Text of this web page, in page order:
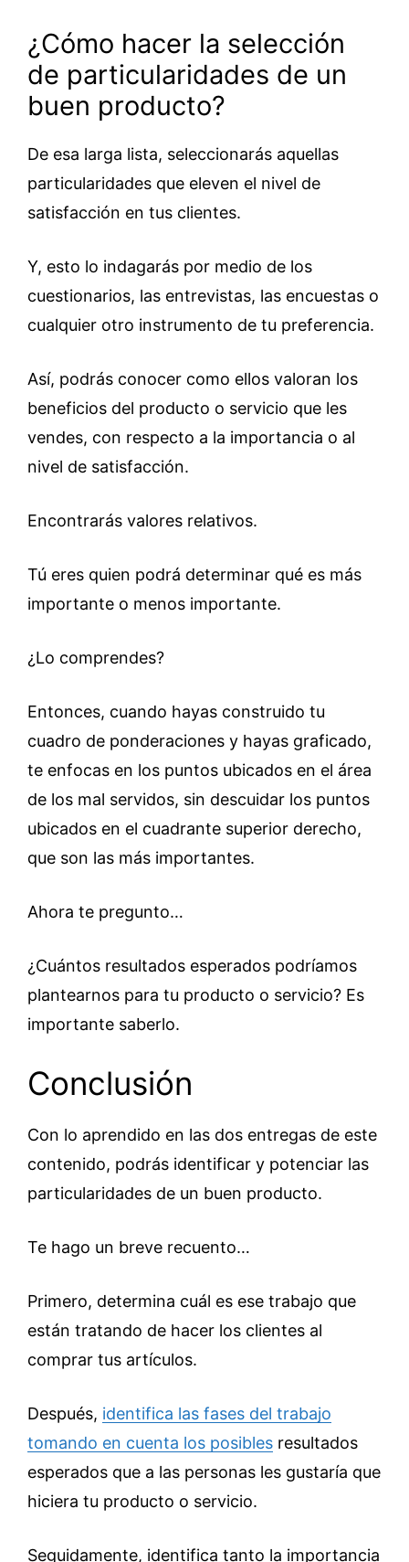
¿Cómo hacer la selección
de particularidades de un
buen producto?
De esa larga lista, seleccionarás aquellas
particularidades que eleven el nivel de
satisfacción en tus clientes.
Y, esto lo indagarás por medio de los
cuestionarios, las entrevistas, las encuestas o
cualquier otro instrumento de tu preferencia.
Así, podrás conocer como ellos valoran los
beneficios del producto o servicio que les
vendes, con respecto a la importancia o al
nivel de satisfacción.
Encontrarás valores relativos.
Tú eres quien podrá determinar qué es más
importante o menos importante.
¿Lo comprendes?
Entonces, cuando hayas construido tu
cuadro de ponderaciones y hayas graficado,
te enfocas en los puntos ubicados en el área
de los mal servidos, sin descuidar los puntos
ubicados en el cuadrante superior derecho,
que son las más importantes.
Ahora te pregunto…
¿Cuántos resultados esperados podríamos
plantearnos para tu producto o servicio? Es
importante saberlo.
Conclusión
Con lo aprendido en las dos entregas de este
contenido, podrás identificar y potenciar las
particularidades de un buen producto.
Te hago un breve recuento…
Primero, determina cuál es ese trabajo que
están tratando de hacer los clientes al
comprar tus artículos.
Después, identifica las fases del trabajo
tomando en cuenta los posibles resultados
esperados que a las personas les gustaría que
hiciera tu producto o servicio.
Seguidamente, identifica tanto la importancia